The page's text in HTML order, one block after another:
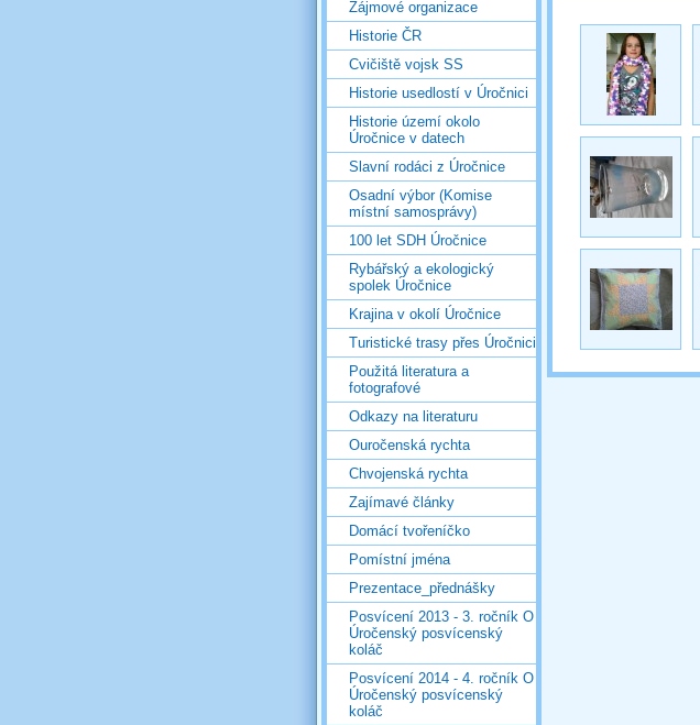
Zájmové organizace
Historie ČR
Cvičiště vojsk SS
Historie usedlostí v Úročnici
Historie území okolo
Úročnice v datech
Slavní rodáci z Úročnice
Osadní výbor (Komise
místní samosprávy)
100 let SDH Úročnice
Rybářský a ekologický
spolek Úročnice
Krajina v okolí Úročnice
Turistické trasy přes Úročnici
Použitá literatura a
fotografové
Odkazy na literaturu
Ouročenská rychta
Chvojenská rychta
Zajímavé články
Domácí tvořeníčko
Pomístní jména
Prezentace_přednášky
Posvícení 2013 - 3. ročník O
Úročenský posvícenský
koláč
Posvícení 2014 - 4. ročník O
Úročenský posvícenský
koláč